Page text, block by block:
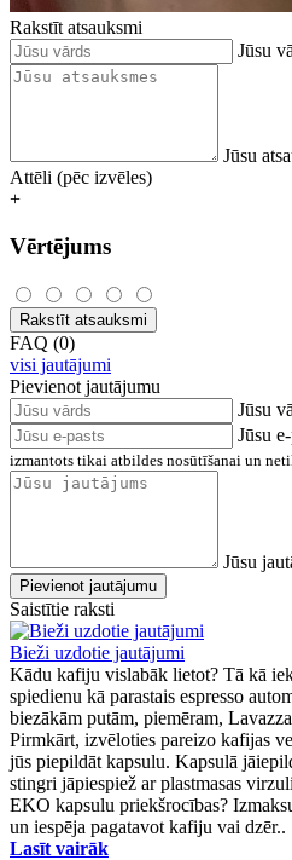
Rakstīt atsauksmi
Jūsu
Jūsu
Attēli (pēc izvēles)
+
Vērtējums
Rakstīt atsauksmi
FAQ (0)
visi jautājumi
Pievienot jautājumu
Jūsu
Jūsu
izmantots tikai atbildes nosūtīšanai un
Jūsu
Pievienot jautājumu
Saistītie raksti
Bieži uzdotie jautājumi
Kādu kafiju vislabāk lietot? Tā kā
spiedienu kā parastais espresso
biezākām putām, piemēram,
Pirmkārt, izvēloties pareizo kafijas
jūs piepildāt kapsulu. Kapsulā
stingri jāpiespiež ar plastmasas
EKO kapsulu priekšrocības?
un iespēja pagatavot kafiju vai dzēr..
Lasīt vairāk